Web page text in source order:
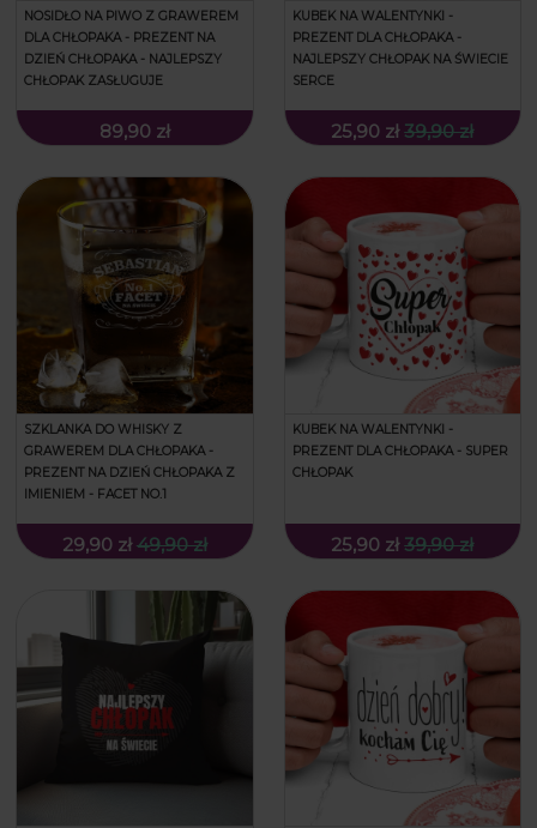
NOSIDŁO NA PIWO Z GRAWEREM
DLA CHŁOPAKA - PREZENT NA
DZIEŃ CHŁOPAKA - NAJLEPSZY
CHŁOPAK ZASŁUGUJE
89,90 zł
KUBEK NA WALENTYNKI -
PREZENT DLA CHŁOPAKA -
NAJLEPSZY CHŁOPAK NA ŚWIECIE
SERCE
25,90 zł 39,90 zł
SZKLANKA DO WHISKY Z
GRAWEREM DLA CHŁOPAKA -
PREZENT NA DZIEŃ CHŁOPAKA Z
IMIENIEM - FACET NO.1
29,90 zł 49,90 zł
KUBEK NA WALENTYNKI -
PREZENT DLA CHŁOPAKA - SUPER
CHŁOPAK
25,90 zł 39,90 zł